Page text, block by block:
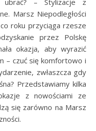
Marsz Niepodległości
roku przyciąga rzesze
przez Polskę
okazja, aby wyrazić
– czuć się komfortowo i
zwłaszcza gdy
Przedstawiamy kilka
z nowościami ze
się zarówno na Marsz